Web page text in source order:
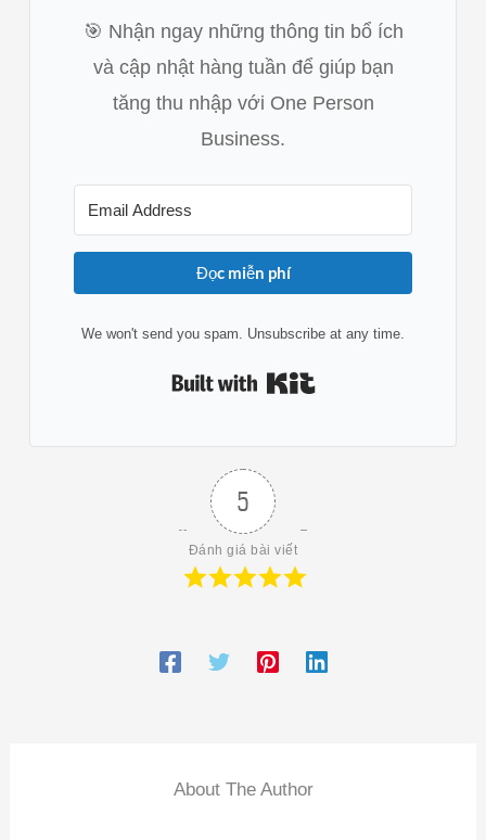
🎯 Nhận ngay những thông tin bổ ích
và cập nhật hàng tuần để giúp bạn
tăng thu nhập với One Person
Business.
Đọc miễn phí
We won't send you spam. Unsubscribe at any time.
Built with Kit
5
Đánh giá bài viết
About The Author